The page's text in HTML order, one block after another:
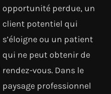
opportunité perdue, un
client potentiel qui
s’éloigne ou un patient
qui ne peut obtenir de
rendez-vous. Dans le
paysage professionnel